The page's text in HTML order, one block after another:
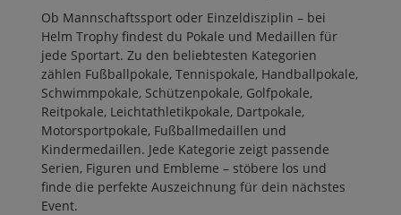
Ob Mannschaftssport oder Einzeldisziplin – bei
Helm Trophy findest du Pokale und Medaillen für
jede Sportart. Zu den beliebtesten Kategorien
zählen Fußballpokale, Tennispokale, Handballpokale,
Schwimmpokale, Schützenpokale, Golfpokale,
Reitpokale, Leichtathletikpokale, Dartpokale,
Motorsportpokale, Fußballmedaillen und
Kindermedaillen. Jede Kategorie zeigt passende
Serien, Figuren und Embleme – stöbere los und
finde die perfekte Auszeichnung für dein nächstes
Event.